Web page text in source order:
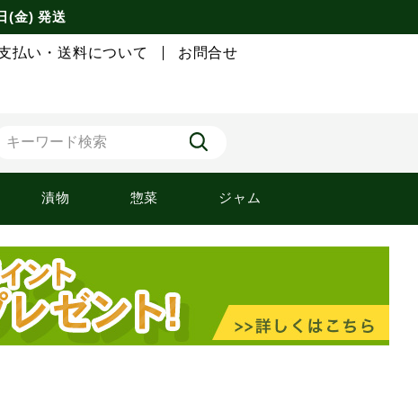
(金) 発送
払い・送料について お問合せ
漬物 惣菜 ジャム